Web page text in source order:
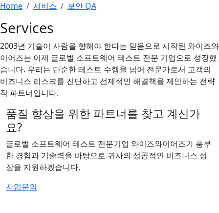
Home 서비스 보안 QA
Services
2003년 기술이 사람을 향해야 한다는 믿음으로 시작된 와이즈와
이어즈는 이제 글로벌 소프트웨어 테스트 전문 기업으로 성장했
습니다. 우리는 단순한 테스트 수행을 넘어 전문가로서 고객의
비즈니스 리스크를 진단하고 선제적인 해결책을 제안하는 전략
적 파트너입니다.
품질 향상을 위한 파트너를 찾고 계신가
요?
글로벌 소프트웨어 테스트 전문기업 와이즈와이어즈가 풍부
한 경험과 기술력을 바탕으로 귀사의 성공적인 비즈니스 성
장을 지원하겠습니다.
사업문의